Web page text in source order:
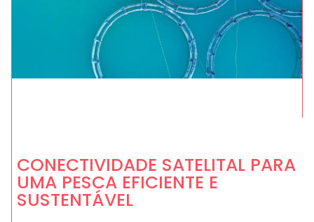
CONECTIVIDADE SATELITAL PARA
UMA PESCA EFICIENTE E
SUSTENTÁVEL